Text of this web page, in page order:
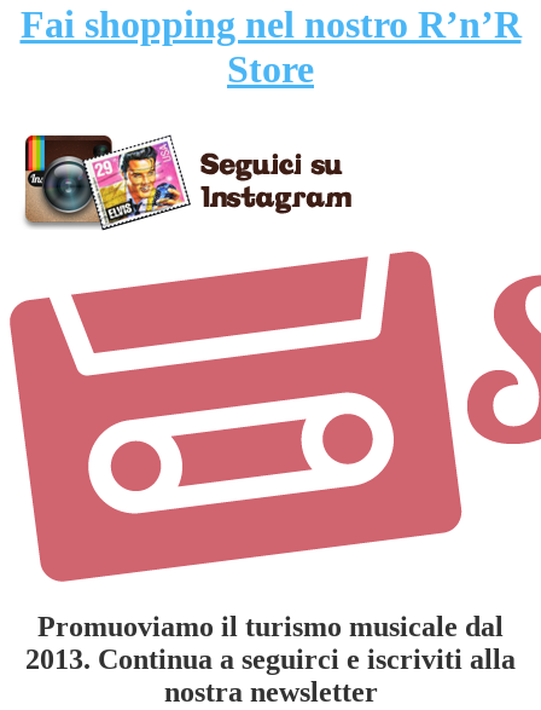
Fai shopping nel nostro R’n’R
Store
Promuoviamo il turismo musicale dal
2013. Continua a seguirci e iscriviti alla
nostra newsletter